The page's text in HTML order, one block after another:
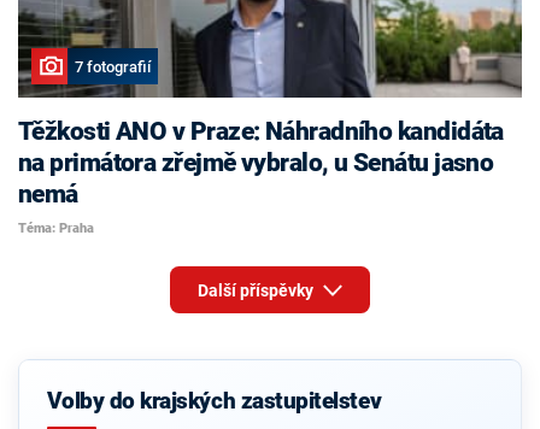
7 fotografií
Těžkosti ANO v Praze: Náhradního kandidáta
na primátora zřejmě vybralo, u Senátu jasno
nemá
Téma: Praha
Další příspěvky
Volby do krajských zastupitelstev